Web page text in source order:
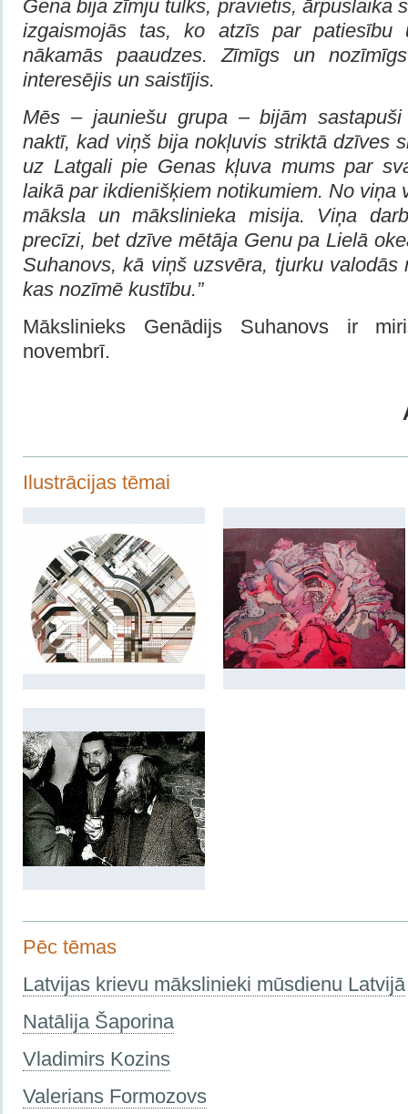
Gena bija zīmju tulks, pravietis, ārpuslaika
izgaismojās tas, ko atzīs par
nākamās paaudzes. Zīmīgs un
interesējis un saistījis.
Mēs – jauniešu grupa – bijām
naktī, kad viņš bija nokļuvis striktā dzīves
uz Latgali pie Genas kļuva mums par
laikā par ikdienišķiem notikumiem. No viņa
māksla un mākslinieka misija. Viņa
precīzi, bet dzīve mētāja Genu pa Lielā
Suhanovs, kā viņš uzsvēra, tjurku valodās
kas nozīmē kustību.”
Mākslinieks Genādijs Suhanovs ir
novembrī.
Ilustrācijas tēmai
Pēc tēmas
Latvijas krievu mākslinieki mūsdienu Latvijā
Natālija Šaporina
Vladimirs Kozins
Valerians Formozovs